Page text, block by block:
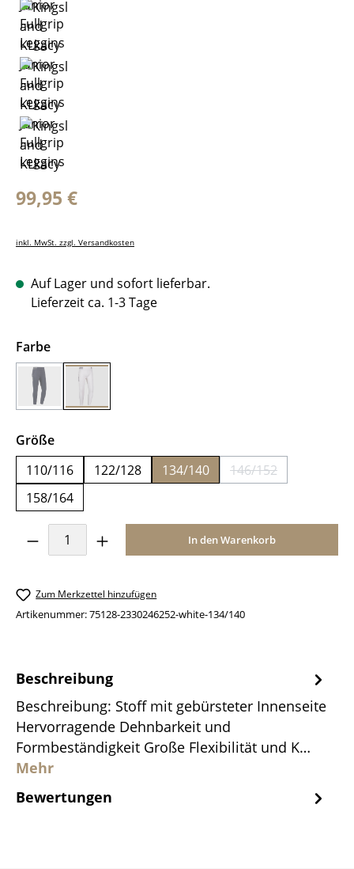
Regulärer Preis:
99,95 €
inkl. MwSt. zzgl. Versandkosten
Auf Lager und sofort lieferbar.
Lieferzeit ca. 1-3 Tage
Farbeauswählen
navy
(Diese Option ist zurzeit nicht verfügbar.)
white
Größeauswählen
110/116
122/128 134/140 146/152(Diese Option ist
158/164
Produkt Anzahl: Gib den gewünschten
In den Warenkorb
Zum Merkzettel hinzufügen
Artikenummer:75128-2330246252-white-134/140
Beschreibung
Beschreibung: Stoff mit gebürsteter Innenseite
Hervorragende Dehnbarkeit und
Formbeständigkeit Große Flexibilität und K…
Mehr
Bewertungen